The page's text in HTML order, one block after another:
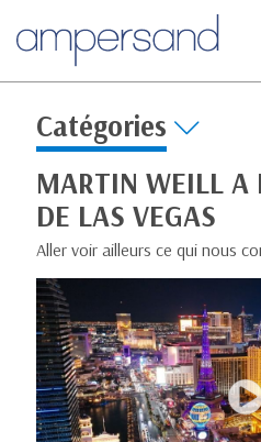
Catégories
MARTIN WEILL A
DE LAS VEGAS
Aller voir ailleurs ce qui nous